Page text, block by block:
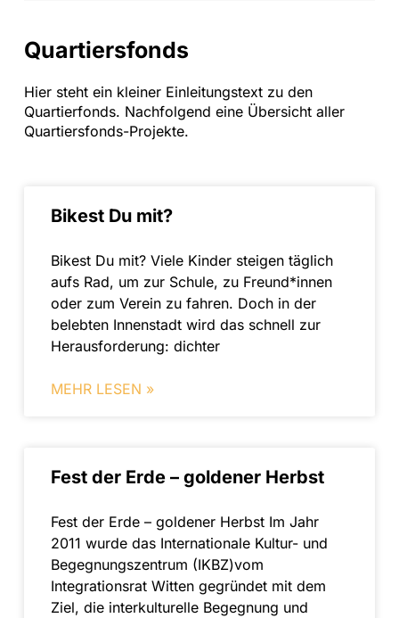
Quartiersfonds
Hier steht ein kleiner Einleitungstext zu den
Quartierfonds. Nachfolgend eine Übersicht aller
Quartiersfonds-Projekte.
Bikest Du mit?
Bikest Du mit? Viele Kinder steigen täglich
aufs Rad, um zur Schule, zu Freund*innen
oder zum Verein zu fahren. Doch in der
belebten Innenstadt wird das schnell zur
Herausforderung: dichter
MEHR LESEN »
Fest der Erde – goldener Herbst​
Fest der Erde – goldener Herbst Im Jahr
2011 wurde das Internationale Kultur- und
Begegnungszentrum (IKBZ)vom
Integrationsrat Witten gegründet mit dem
Ziel, die interkulturelle Begegnung und